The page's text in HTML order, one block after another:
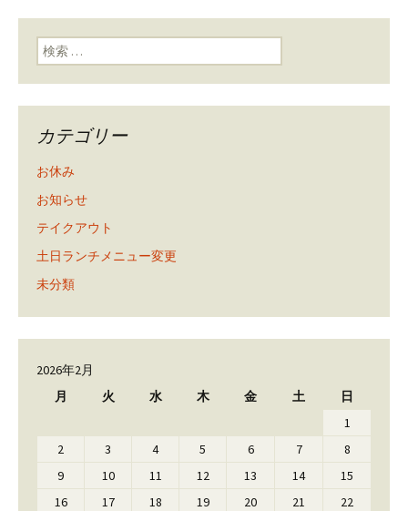
検索:
カテゴリー
お休み
お知らせ
テイクアウト
土日ランチメニュー変更
未分類
2026年2月
月
火 水 木 金 土 日
1
2
3 4 5 6 7
8
9
10 11 12 13 14
15
16
17 18 19 20 21
22